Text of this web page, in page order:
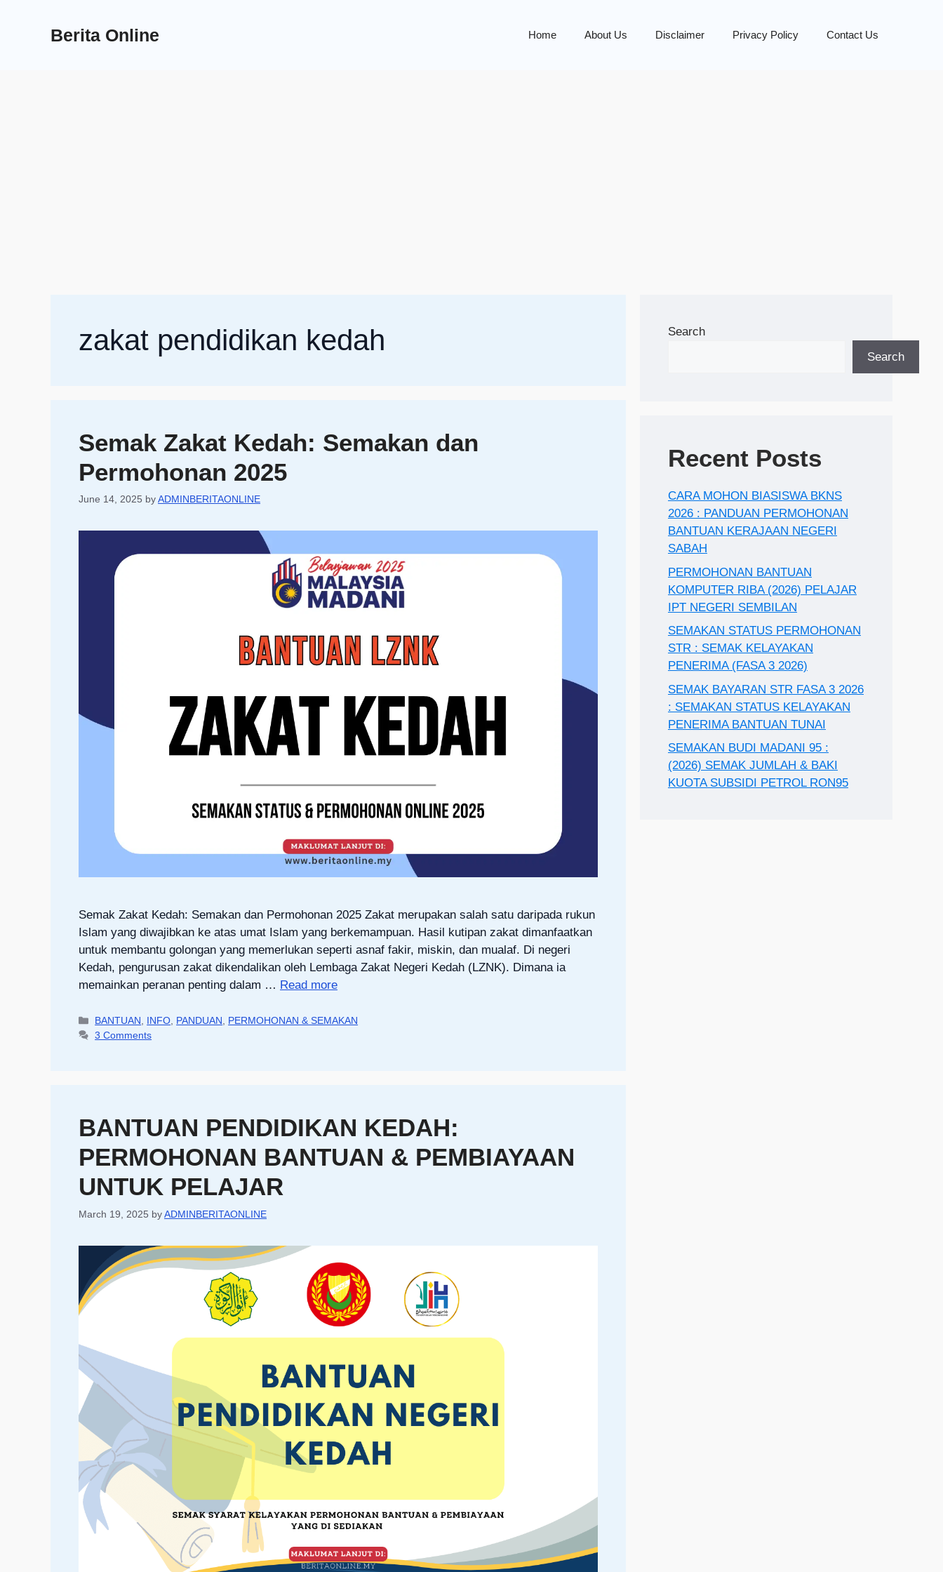
Berita Online Home About Us Disclaimer Privacy Policy Contact Us
zakat pendidikan kedah
Semak Zakat Kedah: Semakan dan
Permohonan 2025
June 14, 2025 byADMINBERITAONLINE
Semak Zakat Kedah: Semakan dan Permohonan 2025 Zakat merupakan salah satu daripada rukun
Islam yang diwajibkan ke atas umat Islam yang berkemampuan. Hasil kutipan zakat dimanfaatkan
untuk membantu golongan yang memerlukan seperti asnaf fakir, miskin, dan mualaf. Di negeri
Kedah, pengurusan zakat dikendalikan oleh Lembaga Zakat Negeri Kedah (LZNK). Dimana ia
memainkan peranan penting dalam … Read more
Categories
BANTUAN, INFO, PANDUAN, PERMOHONAN & SEMAKAN
3 Comments
BANTUAN PENDIDIKAN KEDAH:
PERMOHONAN BANTUAN & PEMBIAYAAN
UNTUK PELAJAR
March 19, 2025 byADMINBERITAONLINE
Search
Search
Recent Posts
CARA MOHON BIASISWA BKNS
2026 : PANDUAN PERMOHONAN
BANTUAN KERAJAAN NEGERI
SABAH
PERMOHONAN BANTUAN
KOMPUTER RIBA (2026) PELAJAR
IPT NEGERI SEMBILAN
SEMAKAN STATUS PERMOHONAN
STR : SEMAK KELAYAKAN
PENERIMA (FASA 3 2026)
SEMAK BAYARAN STR FASA 3 2026
: SEMAKAN STATUS KELAYAKAN
PENERIMA BANTUAN TUNAI
SEMAKAN BUDI MADANI 95 :
(2026) SEMAK JUMLAH & BAKI
KUOTA SUBSIDI PETROL RON95